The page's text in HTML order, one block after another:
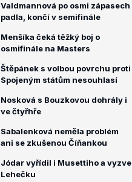
Valdmannová po osmi zápasech
padla, končí v semifinále
Menšíka čeká těžký boj o
osmifinále na Masters
Štěpánek s volbou povrchu proti
Spojeným státům nesouhlasí
Nosková s Bouzkovou dohrály i
ve čtyřhře
Sabalenková neměla problém
ani se zkušenou Číňankou
Jódar vyřídil i Musettiho a vyzve
Lehečku